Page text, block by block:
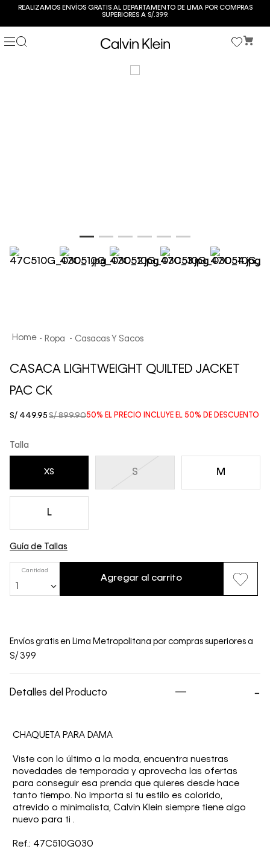
REALIZAMOS ENVÍOS GRATIS AL DEPARTAMENTO DE LIMA POR COMPRAS
SUPERIORES A S/.399.
Ropa Casacas Y Sacos
CASACA LIGHTWEIGHT QUILTED JACKET
PAC CK
50% EL PRECIO INCLUYE EL 50% DE DESCUENTO
S/ 899.90
S/ 449.95
Talla
L
M
S
XS
Guía de Tallas
Cantidad
Agregar al carrito
Envíos gratis en Lima Metropolitana por compras superiores a
S/ 399
Detalles del Producto
CHAQUETA PARA DAMA
Viste con lo último a la moda, encuentra nuestras
novedades de temporada y aprovecha las ofertas
para conseguir esa prenda que quieres desde hace
tanto tiempo. No importa si tu estilo es colorido,
atrevido o minimalista, Calvin Klein siempre tiene algo
nuevo para ti .
Ref.: 47C510G030